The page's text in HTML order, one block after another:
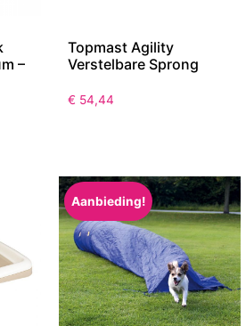
–
Topmast Agility
Verstelbare Sprong
€ 54,44
Aanbieding!